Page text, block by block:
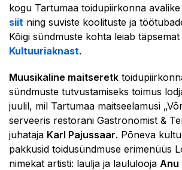
kogu Tartumaa toidupiirkonna
siit ning suviste koolituste ja
Kõigi sündmuste kohta leiab
Kultuuriaknast.
Muusikaline maitseretk
sündmuste tutvustamiseks toimus
juulil, mil Tartumaa maitseelamusi
serveeris restorani Gastronomist &
juhataja Karl Pajussaar. Põneva
pakkusid toidusündmuse erimenüüs
nimekat artisti: laulja ja laululooja Anu